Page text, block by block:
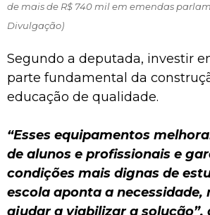
de mais de R$ 740 mil em emendas
Divulgação)
Segundo a deputada, investir
parte fundamental da
educação de qualidade.
“Esses equipamentos
de alunos e profissionais e
condições mais dignas de
escola aponta a necessidade,
ajudar a viabilizar a solução”,